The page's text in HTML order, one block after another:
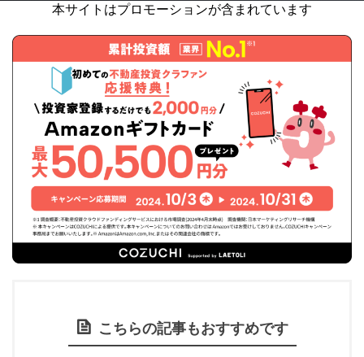
本サイトはプロモーションが含まれています
こちらの記事もおすすめです